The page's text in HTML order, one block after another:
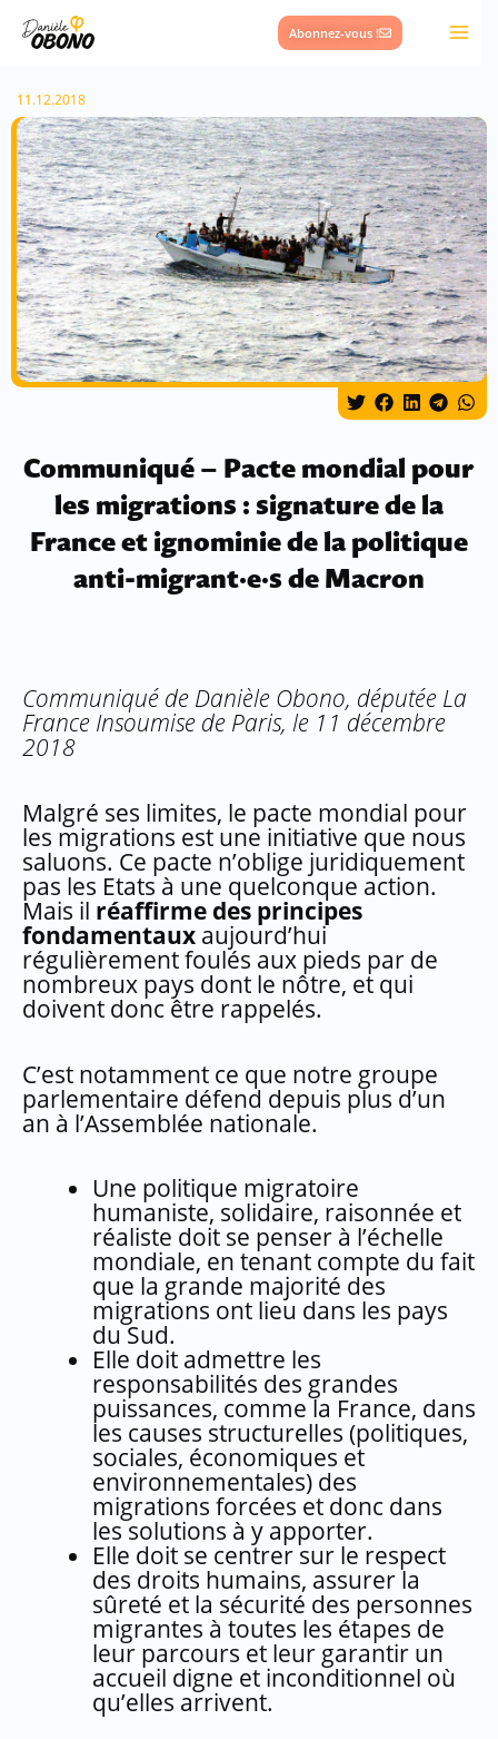
Abonnez-vous !
11.12.2018
Communiqué – Pacte mondial pour
les migrations : signature de la
France et ignominie de la politique
anti-migrant·e·s de Macron
Communiqué de Danièle Obono, députée La
France Insoumise de Paris, le 11 décembre
2018
Malgré ses limites, le pacte mondial pour
les migrations est une initiative que nous
saluons. Ce pacte n’oblige juridiquement
pas les Etats à une quelconque action.
Mais il réaffirme des principes
fondamentaux aujourd’hui
régulièrement foulés aux pieds par de
nombreux pays dont le nôtre, et qui
doivent donc être rappelés.
C’est notamment ce que notre groupe
parlementaire défend depuis plus d’un
an à l’Assemblée nationale.
Une politique migratoire
humaniste, solidaire, raisonnée et
réaliste doit se penser à l’échelle
mondiale, en tenant compte du fait
que la grande majorité des
migrations ont lieu dans les pays
du Sud.
Elle doit admettre les
responsabilités des grandes
puissances, comme la France, dans
les causes structurelles (politiques,
sociales, économiques et
environnementales) des
migrations forcées et donc dans
les solutions à y apporter.
Elle doit se centrer sur le respect
des droits humains, assurer la
sûreté et la sécurité des personnes
migrantes à toutes les étapes de
leur parcours et leur garantir un
accueil digne et inconditionnel où
qu’elles arrivent.